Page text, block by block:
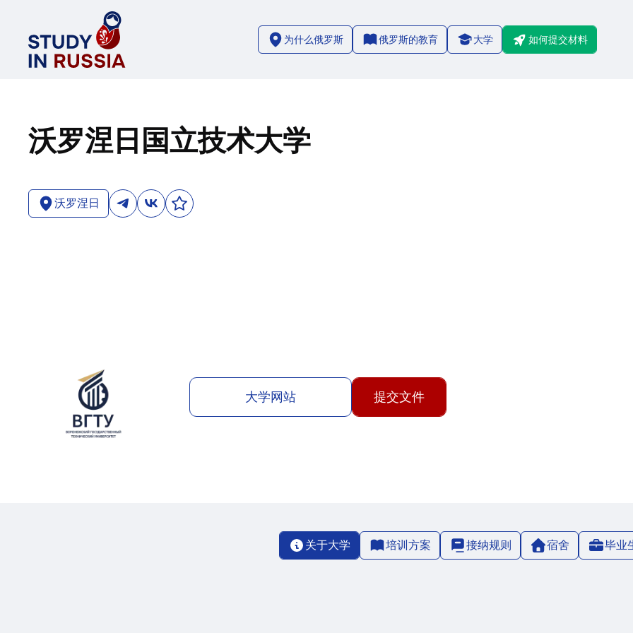
为什么俄罗斯 俄罗斯的教育 大学 如何提交材料
沃罗涅日国立技术大学
沃罗涅日
大学网站 提交文件
2/8
关于大学 培训方案 接纳规则 宿舍 毕业